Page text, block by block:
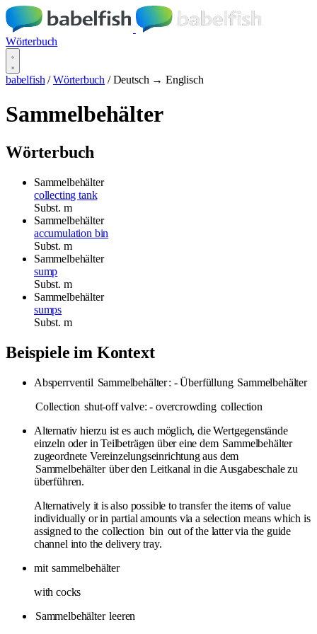
Wörterbuch
babelfish / Wörterbuch / Deutsch → Englisch
Sammelbehälter
Wörterbuch
Sammelbehälter
collecting tank
Subst. m
Sammelbehälter
accumulation bin
Subst. m
Sammelbehälter
sump
Subst. m
Sammelbehälter
sumps
Subst. m
Beispiele im Kontext
Absperrventil Sammelbehälter: - Überfüllung Sammelbehälter
Collection shut-off valve: - overcrowding collection
Alternativ hierzu ist es auch möglich, die Wertgegenstände
einzeln oder in Teilbeträgen über eine dem Sammelbehälter
zugeordnete Vereinzelungseinrichtung aus dem
Sammelbehälter über den Leitkanal in die Ausgabeschale zu
überführen.
Alternatively it is also possible to transfer the items of value
individually or in partial amounts via a selection means which is
assigned to the collection bin out of the latter via the guide
channel into the delivery tray.
mit sammelbehälter
with cocks
Sammelbehälter leeren